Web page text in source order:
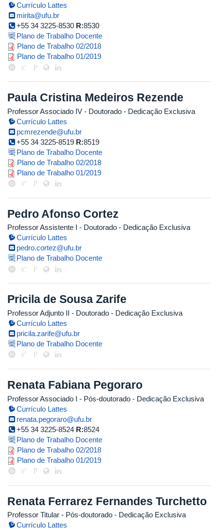
Currículo Lattes
mirita@ufu.br
+55 34 3225-8530 R:8530
Plano de Trabalho Docente
Plano de Trabalho 02/2018
Plano de Trabalho 01/2019
Paula Cristina Medeiros Rezende
Professor Associado IV - Doutorado - Dedicação Exclusiva
Currículo Lattes
pcmrezende@ufu.br
+55 34 3225-8519 R:8519
Plano de Trabalho Docente
paula_2018_2.pdf
Plano de Trabalho 02/2018
paula_2019_1.pdf
Plano de Trabalho 01/2019
Pedro Afonso Cortez
Professor Assistente I - Doutorado - Dedicação Exclusiva
Currículo Lattes
pedro.cortez@ufu.br
Plano de Trabalho Docente
Pricila de Sousa Zarife
Professor Adjunto II - Doutorado - Dedicação Exclusiva
Currículo Lattes
pricila.zarife@ufu.br
Plano de Trabalho Docente
Renata Fabiana Pegoraro
Professor Associado I - Pós-doutorado - Dedicação Exclusiva
Currículo Lattes
renata.pegoraro@ufu.br
+55 34 3225-8524 R:8524
Plano de Trabalho Docente
renata_pegoraro_2018_2.pdf
Plano de Trabalho 02/2018
renata_pegoraro_2019_1.pdf
Plano de Trabalho 01/2019
Renata Ferrarez Fernandes Turchetto
Professor Titular - Pós-doutorado - Dedicação Exclusiva
Currículo Lattes